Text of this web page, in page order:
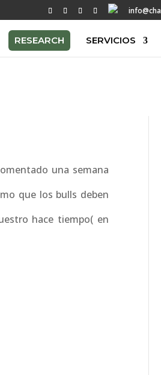
RESEARCH SERVICIOS
una semana
que los bulls deben
hace tiempo( en